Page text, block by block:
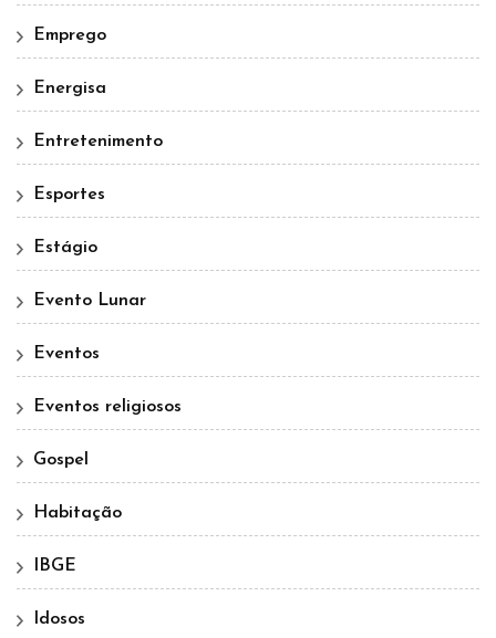
Emprego
Energisa
Entretenimento
Esportes
Estágio
Evento Lunar
Eventos
Eventos religiosos
Gospel
Habitação
IBGE
Idosos